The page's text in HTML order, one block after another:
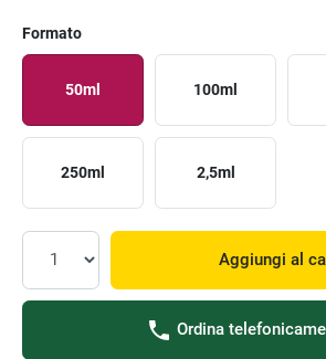
Formato
50ml 100ml
250ml 2,5ml
Aggiungi al
Ordina